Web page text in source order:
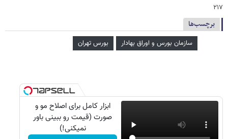
۲۱۷
برچسب‌ها
سازمان بورس و اوراق بهادار بورس تهران
ابزار کامل برای اصلاح مو و
صورت (قیمت رو ببینی باور
نمیکنی!)